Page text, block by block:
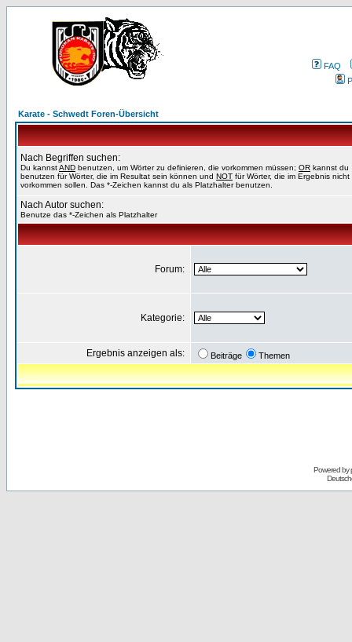
FAQ
Karate - Schwedt Foren-Übersicht
Nach Begriffen suchen:
Du kannstAND benutzen, um Wörter zu definieren, die vorkommen müssen; OR kannst du
benutzen für Wörter, die im Resultat sein können und NOT für Wörter, die im Ergebnis nicht
vorkommen sollen. Das *-Zeichen kannst du als Platzhalter benutzen.
Nach Autor suchen:
Benutze das *-Zeichen als Platzhalter
Forum:
Kategorie:
Ergebnis anzeigen als: Beiträge Themen
Powered by